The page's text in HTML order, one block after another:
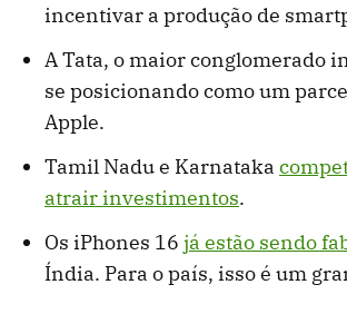
incentivar a produção de
A Tata, o maior conglomerado
se posicionando como um
Apple.
Tamil Nadu e Karnataka
atrair investimentos.
Os iPhones 16 já estão sendo
Índia. Para o país, isso é um